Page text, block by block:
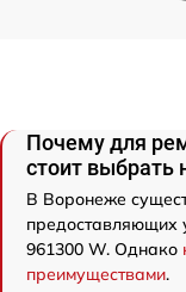
Почему для
стоит выбрать
В Воронеже
предоставляющих
961300 W. Однако
преимуществами.